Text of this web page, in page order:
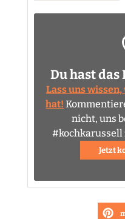
Du hast das
Lass uns
hat!
nicht, uns
#kochkarussell
Jetzt